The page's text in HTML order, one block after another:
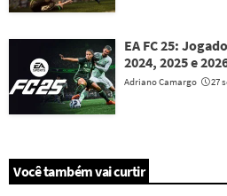
EA FC 25:
2024, 2025 e
Adriano Camargo 27
Você também vai curtir